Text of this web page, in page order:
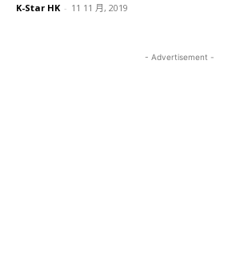
K-Star HK - 11 11 月, 2019
- Advertisement -